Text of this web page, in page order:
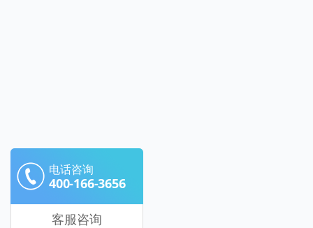
电话咨询
400-166-3656
客服咨询